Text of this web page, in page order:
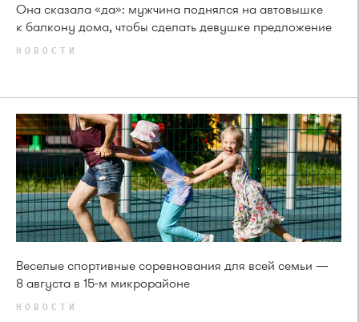
Она сказала «да»: мужчина поднялся на автовышке
к балкону дома, чтобы сделать девушке предложение
НОВОСТИ
Веселые спортивные соревнования для всей семьи —
8 августа в 15-м микрорайоне
НОВОСТИ